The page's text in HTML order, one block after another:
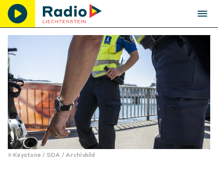
Keystone / SDA / Archivbild